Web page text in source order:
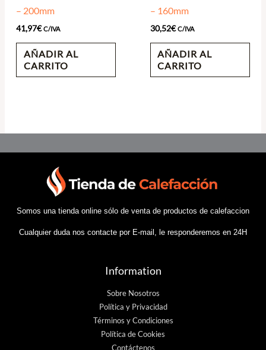
– 200mm
41,97€ C/IVA
AÑADIR AL
CARRITO
– 160mm
30,52€ C/IVA
AÑADIR AL
CARRITO
Somos una tienda online sólo de venta de productos de calefaccion
Cualquier duda nos contacte por E-mail, le responderemos en 24H
Information
Sobre Nosotros
Política y Privacidad
Términos y Condiciones
Política de Cookies
Contáctenos